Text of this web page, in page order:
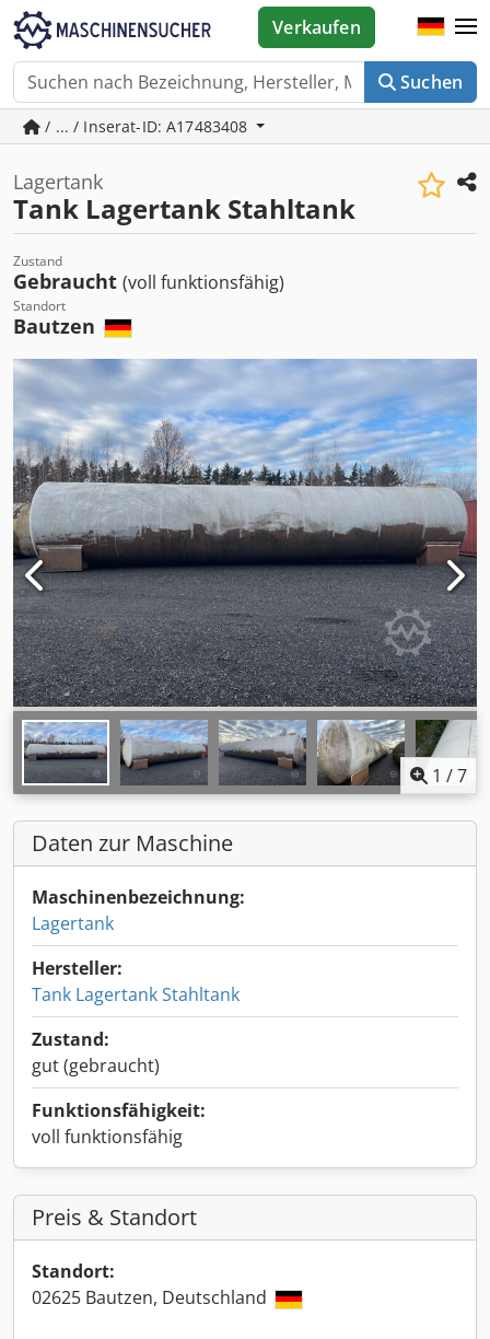
Suchen
Verkaufen
/ ... / Inserat-ID: A17483408
Lagertank
Tank Lagertank Stahltank
Zustand
Gebraucht (voll funktionsfähig)
Standort
Bautzen
1 /7
Daten zur Maschine
Maschinenbezeichnung:
Lagertank
Hersteller:
Tank Lagertank Stahltank
Zustand:
gut (gebraucht)
Funktionsfähigkeit:
voll funktionsfähig
Preis & Standort
Standort:
02625 Bautzen, Deutschland